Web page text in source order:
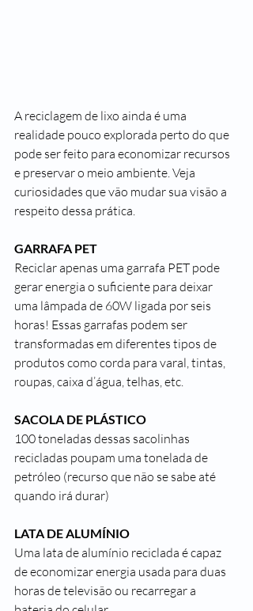
A reciclagem de lixo ainda é uma
realidade pouco explorada perto do que
pode ser feito para economizar recursos
e preservar o meio ambiente. Veja
curiosidades que vão mudar sua visão a
respeito dessa prática.
GARRAFA PET
Reciclar apenas uma garrafa PET pode
gerar energia o suficiente para deixar
uma lâmpada de 60W ligada por seis
horas! Essas garrafas podem ser
transformadas em diferentes tipos de
produtos como corda para varal, tintas,
roupas, caixa d’água, telhas, etc.
SACOLA DE PLÁSTICO
100 toneladas dessas sacolinhas
recicladas poupam uma tonelada de
petróleo (recurso que não se sabe até
quando irá durar)
LATA DE ALUMÍNIO
Uma lata de alumínio reciclada é capaz
de economizar energia usada para duas
horas de televisão ou recarregar a